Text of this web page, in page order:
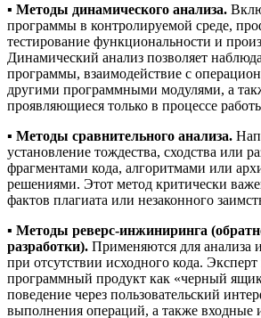
▪️ Методы динамического анализа.
программы в контролируемой среде,
тестирование функциональности и
Динамический анализ позволяет
программы, взаимодействие с
другими программными модулями, а
проявляющиеся только в процессе
▪️ Методы сравнительного анализа.
установление тождества, сходства или
фрагментами кода, алгоритмами или
решениями. Этот метод критически
фактов плагиата или незаконного
▪️ Методы реверс-инжиниринга
разработки). Применяются для анализа
при отсутствии исходного кода. Эксперт
программный продукт как «черный
поведение через пользовательский
выполнения операций, а также входные